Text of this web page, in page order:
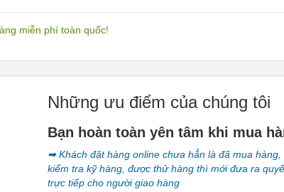
miễn phí toàn quốc!
Những ưu điểm của chúng tôi
Bạn hoàn toàn yên tâm khi mua
➡ Khách đặt hàng online chưa hẳn là đã mua
kiểm tra kỹ hàng, được thử hàng thì mới đưa ra
trực tiếp cho người giao hàng